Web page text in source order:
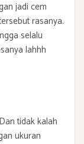
jadi cem
rasanya.
selalu
lahhh
tidak kalah
ukuran